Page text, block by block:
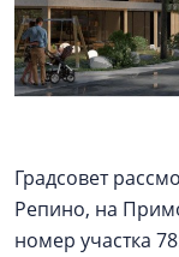
Градсовет
Репино, на
номер участка